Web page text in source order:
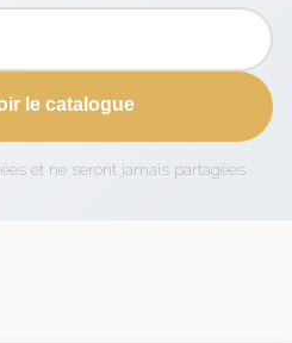
le catalogue
et ne seront jamais partagées